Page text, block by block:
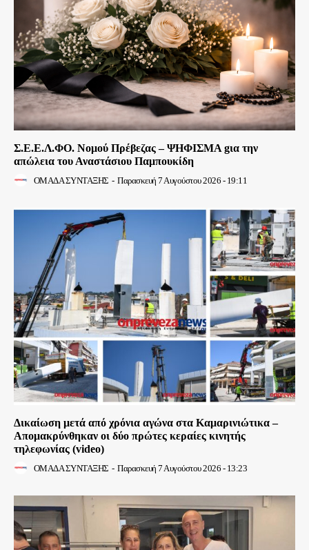
Σ.Ε.Ε.Λ.ΦΟ. Νομού Πρέβεζας – ΨΗΦΙΣΜΑ gια την
απώλεια του Αναστάσιου Παμπουκίδη
ΟΜΑΔΑ ΣΥΝΤΑΞΗΣ - Παρασκευή 7 Αυγούστου 2026 - 19:11
Δικαίωση μετά από χρόνια αγώνα στα Καμαρινιώτικα –
Απομακρύνθηκαν οι δύο πρώτες κεραίες κινητής
τηλεφωνίας (video)
ΟΜΑΔΑ ΣΥΝΤΑΞΗΣ - Παρασκευή 7 Αυγούστου 2026 - 13:23